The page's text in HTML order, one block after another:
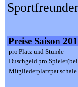
Preise Saison
pro Platz und Stunde
Duschgeld pro
Mitgliederplatzpauschale